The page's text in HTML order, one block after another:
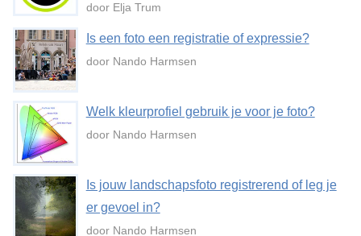
door Elja Trum
Is een foto een registratie of expressie?
door Nando Harmsen
Welk kleurprofiel gebruik je voor je foto?
door Nando Harmsen
Is jouw landschapsfoto registrerend of leg je
er gevoel in?
door Nando Harmsen